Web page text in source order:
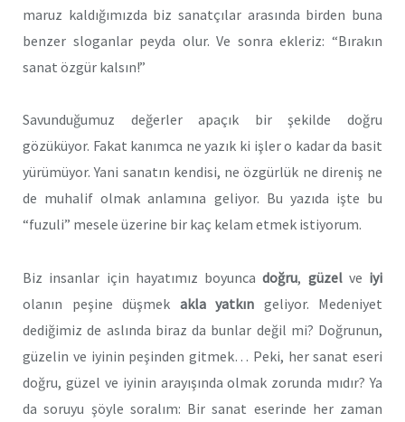
maruz kaldığımızda biz sanatçılar arasında birden buna
benzer sloganlar peyda olur. Ve sonra ekleriz: “Bırakın
sanat özgür kalsın!”
Savunduğumuz değerler apaçık bir şekilde doğru
gözüküyor. Fakat kanımca ne yazık ki işler o kadar da basit
yürümüyor. Yani sanatın kendisi, ne özgürlük ne direniş ne
de muhalif olmak anlamına geliyor. Bu yazıda işte bu
“fuzuli” mesele üzerine bir kaç kelam etmek istiyorum.
Biz insanlar için hayatımız boyuncadoğru, güzelve iyi
olanın peşine düşmek akla yatkın geliyor. Medeniyet
dediğimiz de aslında biraz da bunlar değil mi? Doğrunun,
güzelin ve iyinin peşinden gitmek… Peki, her sanat eseri
doğru, güzel ve iyinin arayışında olmak zorunda mıdır? Ya
da soruyu şöyle soralım: Bir sanat eserinde her zaman